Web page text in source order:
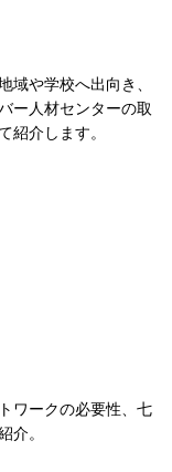
域や学校へ出向き、
ー人材センターの取
紹介します。
ワークの必要性、七
介。